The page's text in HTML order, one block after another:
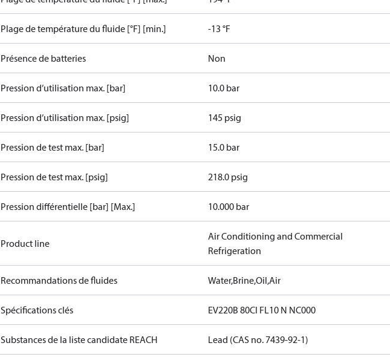
Plage de température du fluide [°F] [min.] -13 °F
Présence de batteries Non
Pression d’utilisation max. [bar] 10.0 bar
Pression d’utilisation max. [psig] 145 psig
Pression de test max. [bar] 15.0 bar
Pression de test max. [psig] 218.0 psig
Pression différentielle [bar] [Max.] 10.000 bar
Product line
Air Conditioning and Commercial
Refrigeration
Recommandations de fluides Water,Brine,Oil,Air
Spécifications clés EV220B 80CI FL10 N NC000
Substances de la liste candidate REACH Lead (CAS no. 7439-92-1)